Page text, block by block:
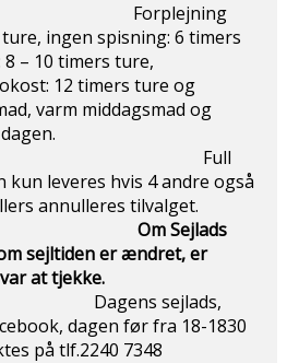
ingen spisning: 6 timers
– 10 timers ture,
12 timers ture og
varm middagsmad og
på dagen.
kun leveres hvis 4 andre også
annulleres tilvalget.
Om Sejlads
sejltiden er ændret, er
attjekke.
sejlads,
dagen før fra 18-1830
på tlf.2240 7348